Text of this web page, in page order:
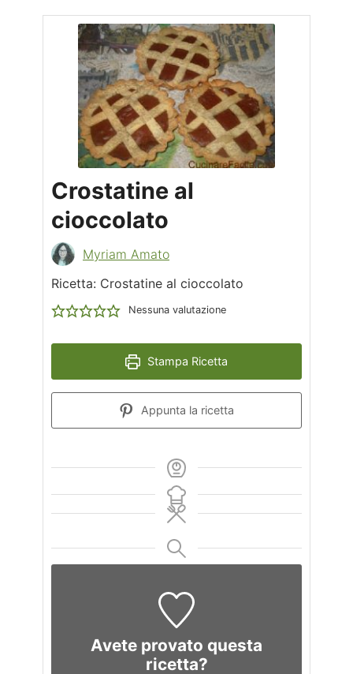
Crostatine al
cioccolato
Myriam Amato
Ricetta: Crostatine al cioccolato
Nessuna valutazione
Stampa Ricetta
Appunta la ricetta
Avete provato questa
ricetta?